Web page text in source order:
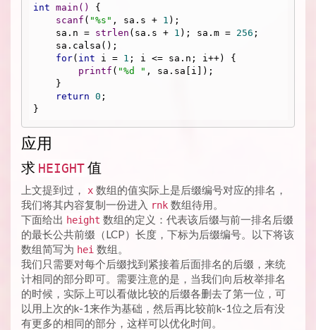
int main ()
{
scanf ( "%s" , sa.s + 1 );
    sa.n =
strlen (sa.s + 1 ); sa.m = 256 ;
for( int i = 1 ; i <= sa.n; i++) {
printf ( "%d " , sa.sa[i]);
return 0 ;
应用
求 HEIGHT值
上文提到过， x 数组的值实际上是后缀编号对应的排名，
我们将其内容复制一份进入
rnk 数组待用。
下面给出 height 数组的定义：代表该后缀与前一排名后缀
的最长公共前缀（LCP）长度，下标为后缀编号。以下将该
数组简写为 hei 数组。
我们只需要对每个后缀找到紧接着后面排名的后缀，来统
计相同的部分即可。需要注意的是，当我们向后枚举排名
的时候，实际上可以看做比较的后缀各删去了第一位，可
以用上次的k-1来作为基础，然后再比较前k-1位之后有没
有更多的相同的部分，这样可以优化时间。